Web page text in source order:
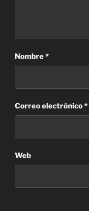
Nombre*
Correo electrónico*
Web